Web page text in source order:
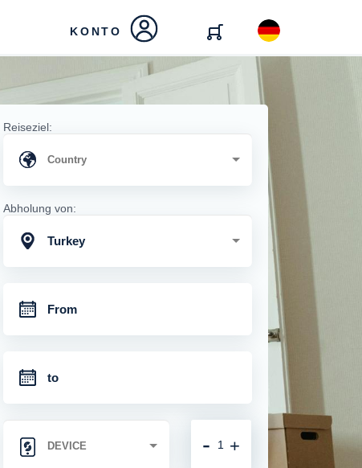
KONTO
Reiseziel:
Abholung von:
Turkey
+
-